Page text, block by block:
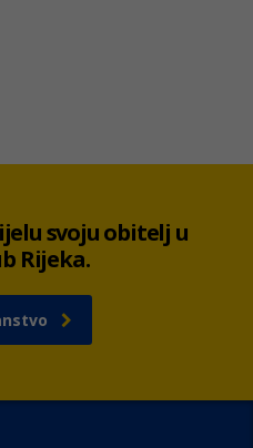
svoju obitelj u
Rijeka.